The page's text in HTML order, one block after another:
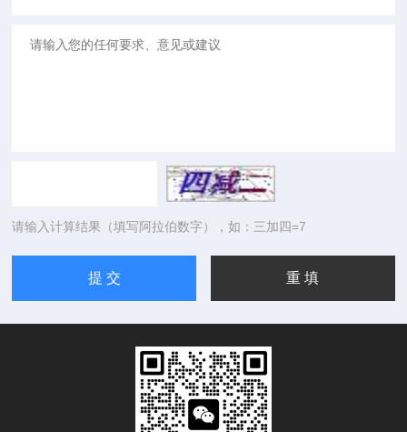
请输入计算结果（填写阿拉伯数字），如：三加四=7